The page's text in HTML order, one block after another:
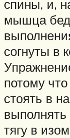
спины, и,
мышца
согнуты в
потому
стоять в
тягу в